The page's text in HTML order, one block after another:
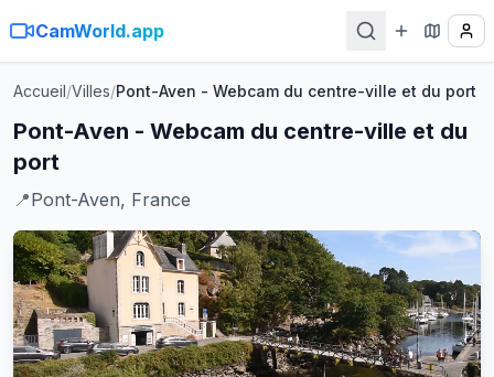
CamWorld.app
Accueil/Villes/Pont-Aven - Webcam du centre-ville et du port
Pont-Aven - Webcam du centre-ville et du
port
📍Pont-Aven, France